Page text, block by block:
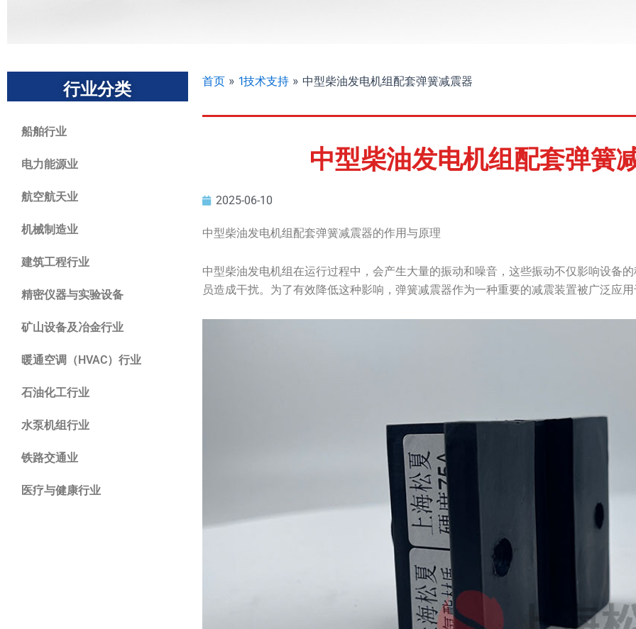
行业分类
船舶行业
电力能源业
航空航天业
机械制造业
建筑工程行业
精密仪器与实验设备
矿山设备及冶金行业
暖通空调（HVAC）行业
石油化工行业
水泵机组行业
铁路交通业
医疗与健康行业
首页 » 1技术支持 » 中型柴油发电机组配套弹簧减震器
中型柴油发电机组配套弹簧
2025-06-10
中型柴油发电机组配套弹簧减震器的作用与原理
中型柴油发电机组在运行过程中，会产生大量的振动和噪音，这些振动不仅影响设备
员造成干扰。为了有效降低这种影响，弹簧减震器作为一种重要的减震装置被广泛应